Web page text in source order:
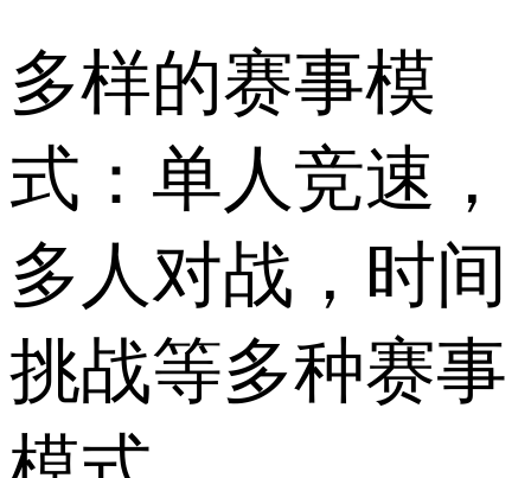
多样的赛事模
式：单人竞速，
多人对战，时间
挑战等多种赛事